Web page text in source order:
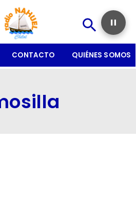
CONTACTO QUIÉNES SOMOS